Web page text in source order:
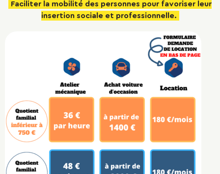
Faciliter la mobilité des personnes pour favoriser leur
insertion sociale et professionnelle.